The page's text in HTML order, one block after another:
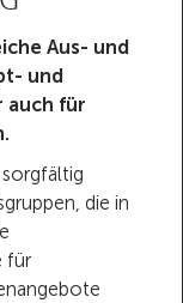
Aus- und
und
auch für
die in
für